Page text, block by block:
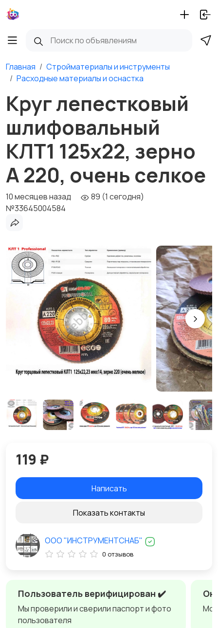
Главная
Стройматериалы и инструменты
Расходные материалы и оснастка
Круг лепестковый
шлифовальный
КЛТ1 125х22, зерно
А 220, очень селкое
10 месяцев назад
89 (1 сегодня)
№33645004584
Пользователь верифицирован ✔️
Мы проверили и сверили паспорт и фото
пользователя
119 ₽
Написать
Показать контакты
ООО "ИНСТРУМЕНТСНАБ"
0 отзывов